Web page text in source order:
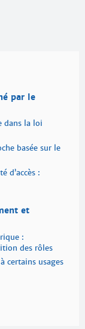
par le
dans la loi
basée sur le
d’accès :
et
:
des rôles
certains usages